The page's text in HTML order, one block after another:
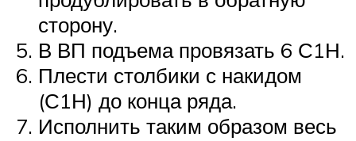
сторону.
В ВП подъема провязать 6 С1Н.
Плести столбики с накидом
(С1Н) до конца ряда.
Исполнить таким образом весь